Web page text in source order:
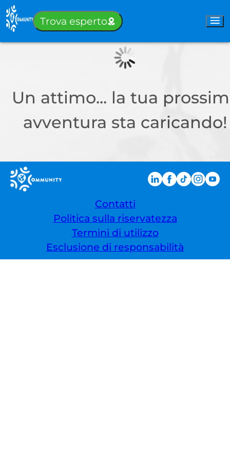
Trova esperto
Un attimo... la tua
avventura sta caricando!
Contatti
Politica sulla riservatezza
Termini di utilizzo
Esclusione di responsabilità